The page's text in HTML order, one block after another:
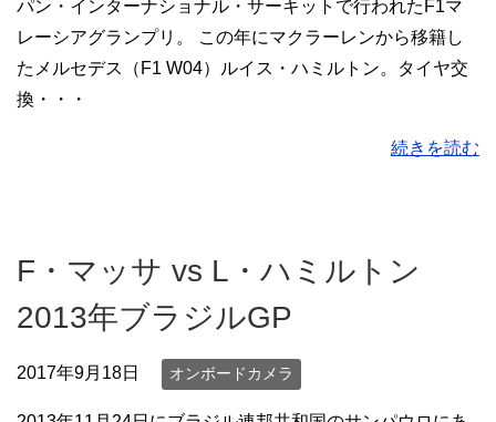
パン・インターナショナル・サーキットで行われたF1マ
レーシアグランプリ。 この年にマクラーレンから移籍し
たメルセデス（F1 W04）ルイス・ハミルトン。タイヤ交
換・・・
続きを読む
F・マッサ vs L・ハミルトン
2013年ブラジルGP
2017年9月18日 オンボードカメラ